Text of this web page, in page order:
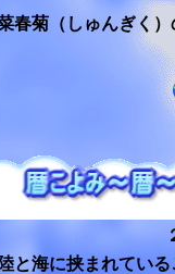
春菊（しゅんぎく
と海に挟まれてい